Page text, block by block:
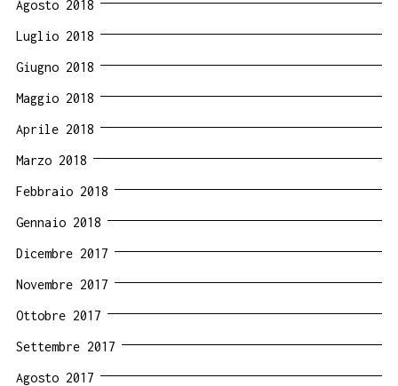
Agosto 2018
Luglio 2018
Giugno 2018
Maggio 2018
Aprile 2018
Marzo 2018
Febbraio 2018
Gennaio 2018
Dicembre 2017
Novembre 2017
Ottobre 2017
Settembre 2017
Agosto 2017